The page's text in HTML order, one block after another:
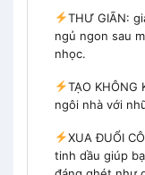
THƯ GIÃN:
ngủ ngon sau
nhọc.
TẠO KHÔNG
ngôi nhà với
XUA ĐUỔI
tinh dầu giúp